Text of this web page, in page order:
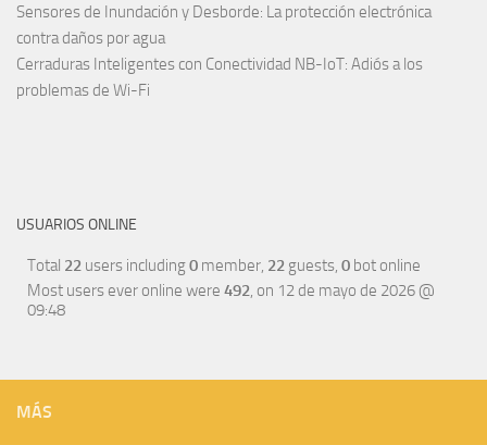
Sensores de Inundación y Desborde: La protección electrónica
contra daños por agua
Cerraduras Inteligentes con Conectividad NB-IoT: Adiós a los
problemas de Wi-Fi
USUARIOS ONLINE
Total 22 users including0 member, 22 guests, 0 bot online
Most users ever online were 492, on 12 de mayo de 2026 @
09:48
MÁS